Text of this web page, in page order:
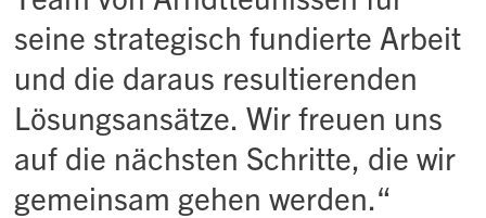
seine strategisch fundierte Arbeit
und die daraus resultierenden
Lösungsansätze. Wir freuen uns
auf die nächsten Schritte, die wir
gemeinsam gehen werden.“